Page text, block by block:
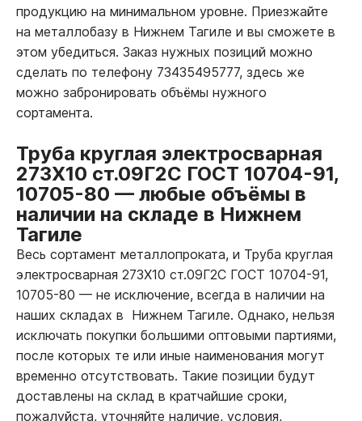
продукцию на минимальном уровне. Приезжайте
на металлобазу в Нижнем Тагиле и вы сможете в
этом убедиться. Заказ нужных позиций можно
сделать по телефону 73435495777, здесь же
можно забронировать объёмы нужного
сортамента.
Труба круглая электросварная
273Х10 ст.09Г2С ГОСТ 10704-91,
10705-80 — любые объёмы в
наличии на складе в Нижнем
Тагиле
Весь сортамент металлопроката, и Труба круглая
электросварная 273Х10 ст.09Г2С ГОСТ 10704-91,
10705-80 — не исключение, всегда в наличии на
наших складах в Нижнем Тагиле. Однако, нельзя
исключать покупки большими оптовыми партиями,
после которых те или иные наименования могут
временно отсутствовать. Такие позиции будут
доставлены на склад в кратчайшие сроки,
пожалуйста, уточняйте наличие, условия,